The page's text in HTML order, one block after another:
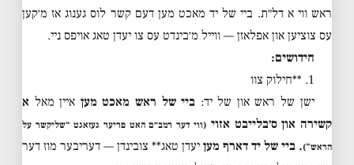
ראש ווי א דל״ת. ביי של יד מאכט מען דעם קשר לוס גענוג אז מ׳קען
עס צוציען און אפלאזן — ווייל מ׳בינדט עס צו יעדן טאג אויפס ניי.
חידושים:
1. **חילוק צוו
ישן של ראש און של יד: ביי של ראש מאכט מען איין מאל א
קשירה און ס׳בלייבט אזוי (ווי דער רמב״ם האט פריער געזאגט “שליקשר על
הראש”). ביי של יד דארף מען יעדן טאג** צובינדן — דעריבער מוז דער